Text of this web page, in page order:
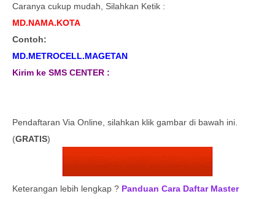
Caranya cukup mudah, Silahkan Ketik :
MD.NAMA.KOTA
Contoh:
MD.METROCELL.MAGETAN
Kirim ke SMS CENTER :
Pendaftaran Via Online, silahkan klik gambar di bawah ini.
(GRATIS)
Keterangan lebih lengkap ? Panduan Cara Daftar Master